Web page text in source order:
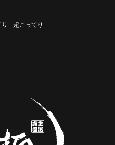
超こってり